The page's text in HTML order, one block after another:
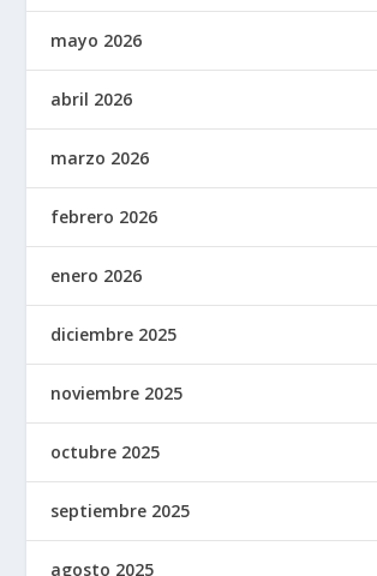
mayo 2026
abril 2026
marzo 2026
febrero 2026
enero 2026
diciembre 2025
noviembre 2025
octubre 2025
septiembre 2025
agosto 2025